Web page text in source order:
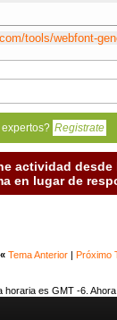
tools/webfont-
Registrate
actividad desde
en lugar de
« Tema Anterior Próximo
horaria es GMT -6.